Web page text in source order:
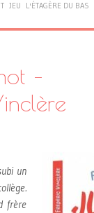
JEU L'ÉTAGÈRE DU BAS
–
un
frère